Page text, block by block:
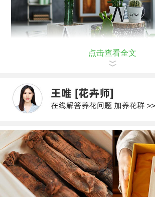
点击查看全文